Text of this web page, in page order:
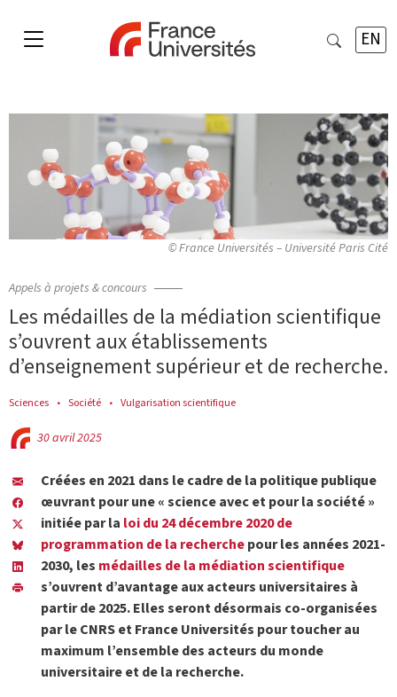
EN
© France Universités – Université Paris Cité
Appels à projets & concours
Les médailles de la médiation scientifique
s’ouvrent aux établissements
d’enseignement supérieur et de recherche.
Sciences Société Vulgarisation scientifique
30 avril 2025
Créées en 2021 dans le cadre de la politique publique
œuvrant pour une « science avec et pour la société »
initiée par la loi du 24 décembre 2020 de
programmation de la recherchepour les années 2021-
2030, les médailles de la médiation scientifique
s’ouvrent d’avantage aux acteurs universitaires à
partir de 2025. Elles seront désormais co-organisées
par le CNRS et France Universités pour toucher au
maximum l’ensemble des acteurs du monde
universitaire et de la recherche.